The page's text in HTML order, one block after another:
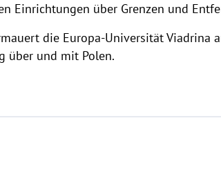
Einrichtungen über Grenzen und
die Europa-Universität Viadrina
über und mit Polen.